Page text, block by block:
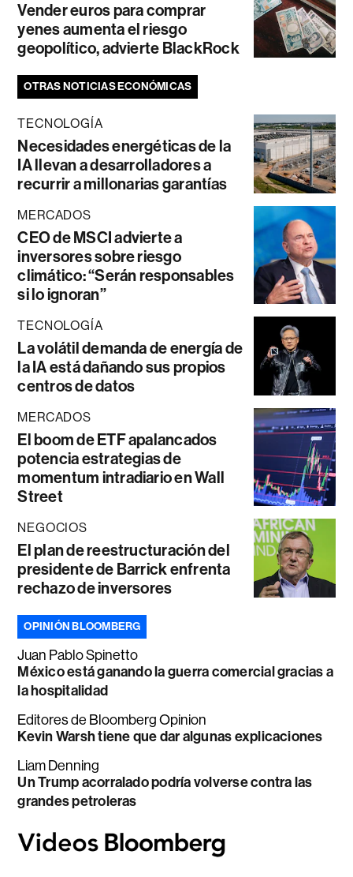
Vender euros para comprar
yenes aumenta el riesgo
geopolítico, advierte BlackRock
OTRAS NOTICIAS ECONÓMICAS
TECNOLOGÍA
Necesidades energéticas de la
IA llevan a desarrolladores a
recurrir a millonarias garantías
MERCADOS
CEO de MSCI advierte a
inversores sobre riesgo
climático: “Serán responsables
si lo ignoran”
TECNOLOGÍA
La volátil demanda de energía de
la IA está dañando sus propios
centros de datos
MERCADOS
El boom de ETF apalancados
potencia estrategias de
momentum intradiario en Wall
Street
NEGOCIOS
El plan de reestructuración del
presidente de Barrick enfrenta
rechazo de inversores
OPINIÓN BLOOMBERG
Juan Pablo Spinetto
México está ganando la guerra comercial gracias a
la hospitalidad
Editores de Bloomberg Opinion
Kevin Warsh tiene que dar algunas explicaciones
Liam Denning
Un Trump acorralado podría volverse contra las
grandes petroleras